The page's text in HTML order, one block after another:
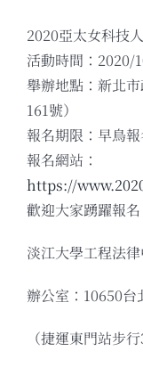
2020亞太女科技
活動時間：2020/
舉辦地點：新北
161號）
報名期限：早鳥
報名網站：
https://
歡迎大家踴躍報名
淡江大學工程法
辦公室：10650
（捷運東門站步行